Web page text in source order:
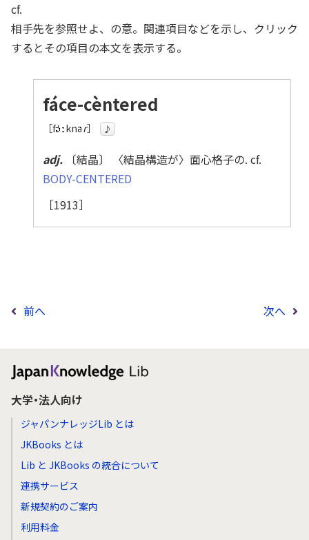
cf.
相手先を参照せよ、の意。関連項目などを示し、クリック
するとその項目の本文を表示する。
fáce-cèntered
［f kn r］ ♪
adj.〔結晶〕 〈結晶構造が〉面心格子の. cf.
BODY-CENTERED
［1913］
前へ 次へ
大学・法人向け
ジャパンナレッジLib とは
JKBooks とは
Lib と JKBooks の統合について
連携サービス
新規契約のご案内
利用料金